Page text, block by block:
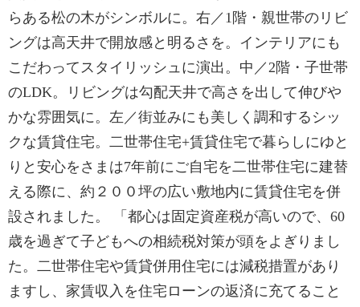
らある松の木がシンボルに。右／1階・親世帯のリビ
ングは高天井で開放感と明るさを。インテリアにも
こだわってスタイリッシュに演出。中／2階・子世帯
のLDK。リビングは勾配天井で高さを出して伸びや
かな雰囲気に。左／街並みにも美しく調和するシッ
クな賃貸住宅。二世帯住宅+賃貸住宅で暮らしにゆと
りと安心をさまは7年前にご自宅を二世帯住宅に建替
える際に、約２００坪の広い敷地内に賃貸住宅を併
設されました。 「都心は固定資産税が高いので、60
歳を過ぎて子どもへの相続税対策が頭をよぎりまし
た。二世帯住宅や賃貸併用住宅には減税措置があり
ますし、家賃収入を住宅ローンの返済に充てること